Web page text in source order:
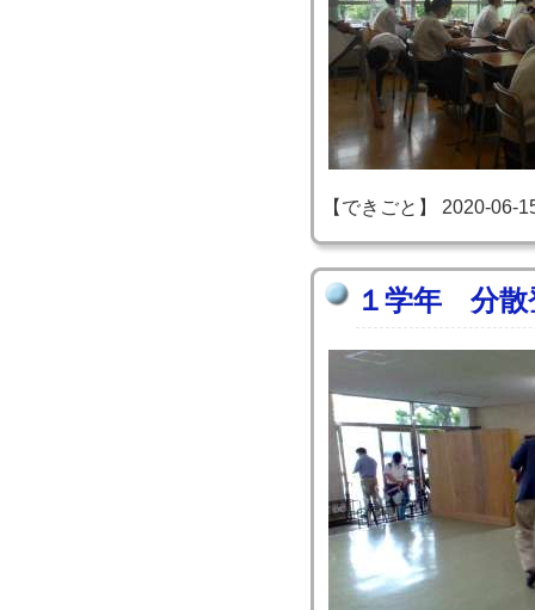
【できごと】 2020-06-
１学年 分散